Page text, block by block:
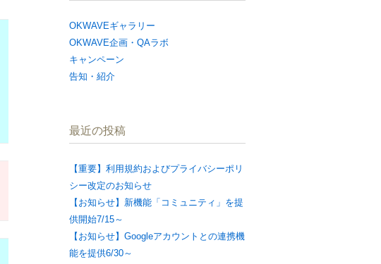
OKWAVEギャラリー
OKWAVE企画・QAラボ
キャンペーン
告知・紹介
最近の投稿
【重要】利用規約およびプライバシーポリ
シー改定のお知らせ
【お知らせ】新機能「コミュニティ」を提
供開始7/15～
【お知らせ】Googleアカウントとの連携機
能を提供6/30～